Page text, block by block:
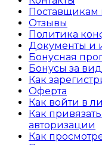
Поставщикам
Отзывы
Политика
Документы и
Бонусная
Бонусы за
Как
Оферта
Как войти в
Как
авторизации
Как